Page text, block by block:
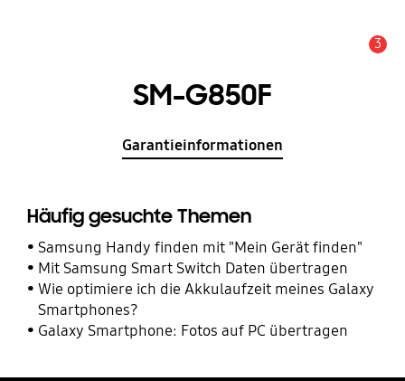
3
SM-G850F
Garantieinformationen
Häufig gesuchte Themen
Samsung Handy finden mit "Mein Gerät finden"
Mit Samsung Smart Switch Daten übertragen
Wie optimiere ich die Akkulaufzeit meines Galaxy
Smartphones?
Galaxy Smartphone: Fotos auf PC übertragen